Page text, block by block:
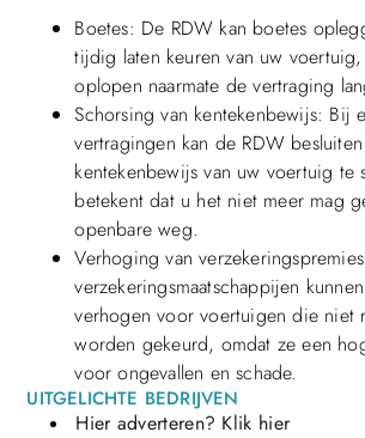
Boetes: De RDW kan boetes
tijdig laten keuren van uw
oplopen naarmate de vertraging
Schorsing van kentekenbewijs: Bij
vertragingen kan de RDW
kentekenbewijs van uw voertuig te
betekent dat u het niet meer mag
openbare weg.
Verhoging van
verzekeringsmaatschappijen
verhogen voor voertuigen die niet
worden gekeurd, omdat ze een
voor ongevallen en schade.
UITGELICHTE BEDRIJVEN
Hier adverteren? Klik hier